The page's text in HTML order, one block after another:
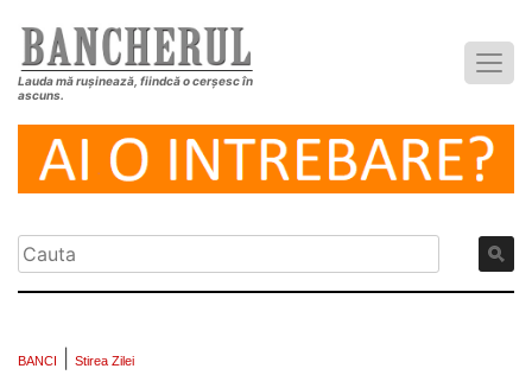
Lauda mă rușinează, fiindcă o cerșesc în
ascuns.
BANCI Stirea Zilei